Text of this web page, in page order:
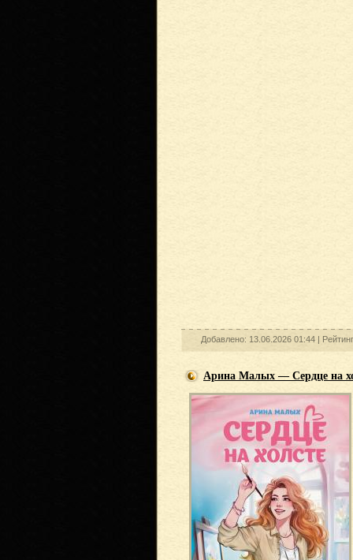
Добавлено: 13.06.2026 01:44 |
Арина Малых — Сердце на